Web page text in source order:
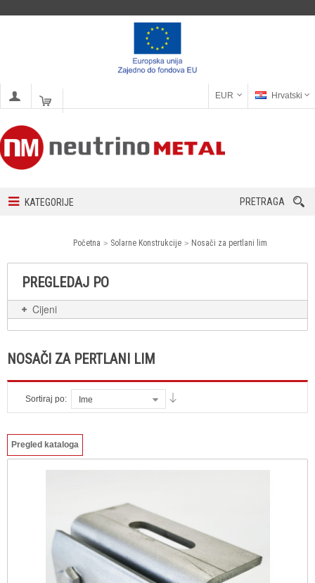
EUR Hrvatski
KATEGORIJE PRETRAGA
Početna Solarne Konstrukcije Nosači za pertlani lim
PREGLEDAJ PO
Cijeni
NOSAČI ZA PERTLANI LIM
Sortiraj po: Ime
Pregled kataloga